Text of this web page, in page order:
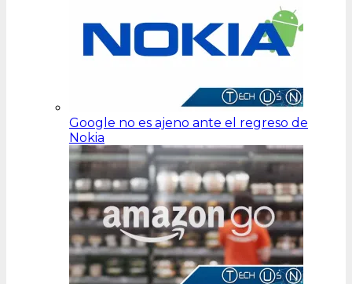
Google no es ajeno ante el regreso de
Nokia